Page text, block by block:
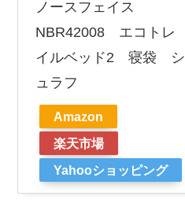
ノースフェイス
NBR42008 エコトレ
イルベッド2 寝袋 シ
ュラフ
Amazon
楽天市場
Yahooショッピング